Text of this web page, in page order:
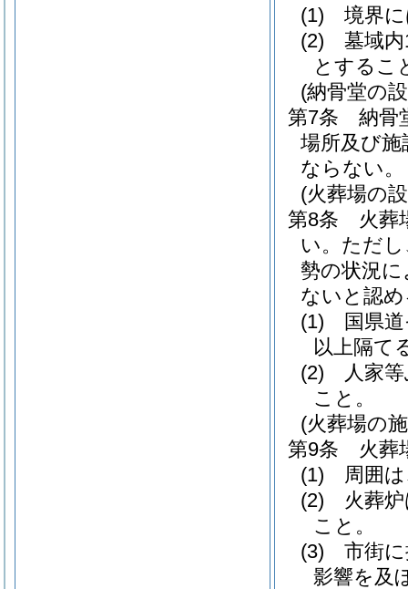
(1)
境界
(2)
墓域
とするこ
(納骨堂の
第7条
納骨
場所及び
ならない。
(火葬場の
第8条
火葬
い。 ただ
勢の状況
ないと認
(1)
国県
以上隔て
(2)
人家
こと。
(火葬場の
第9条
火葬
(1)
周囲
(2)
火葬
こと。
(3)
市街
影響を及